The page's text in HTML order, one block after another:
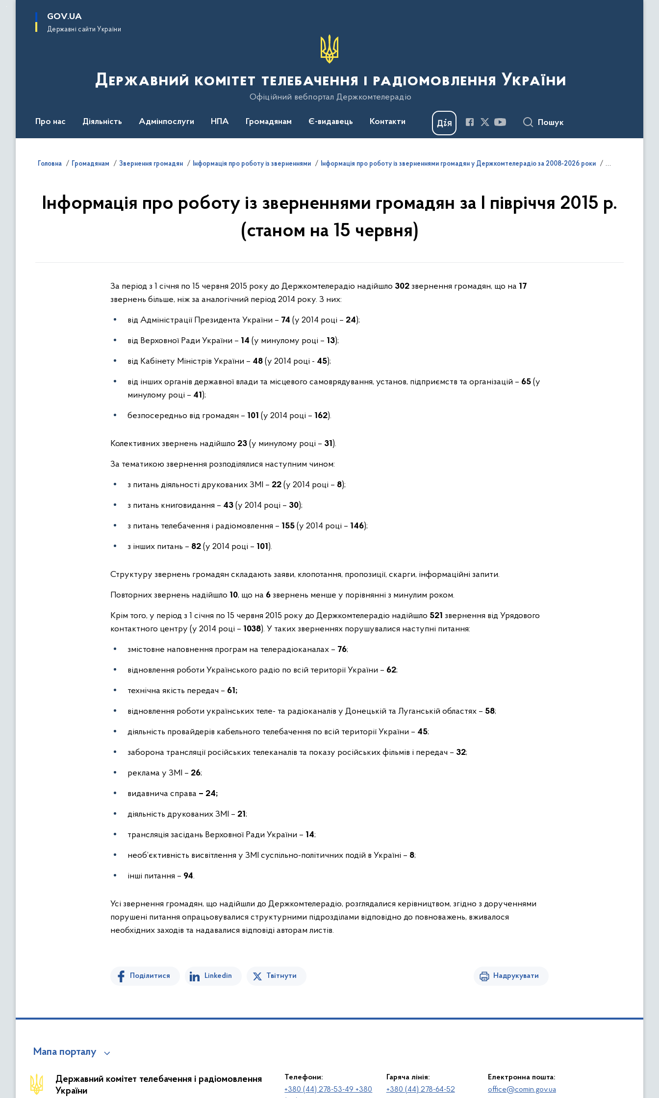
основного
GOV.UA
Державні сайти України
Державний комітет телебачення і радіомовлення України
Офіційний вебпортал Держкомтелерадіо
Про нас Діяльність Адмінпослуги НПА Громадянам Є-видавець Контакти Пошук
Головна Громадянам Звернення громадян Інформація про роботу із зверненнями Інформація про роботу із зверненнями громадян у Держкомтелерадіо за 2008-2026 роки
Інформація про роботу із зверненнями громадян за І півріччя 2015 р.
(станом на 15 червня)
За період з 1 січня по 15 червня 2015 року до Держкомтелерадіо надійшло 302 звернення громадян, що на 17
звернень більше, ніж за аналогічний період 2014 року. З них:
від Адміністрації Президента України – 74 (у 2014 році – 24);
від Верховної Ради України – 14 (у минулому році – 13);
від Кабінету Міністрів України – 48 (у 2014 році - 45);
від інших органів державної влади та місцевого самоврядування, установ, підприємств та організацій – 65 (у
минулому році – 41);
безпосередньо від громадян – 101 (у 2014 році – 162).
Колективних звернень надійшло 23 (у минулому році – 31).
За тематикою звернення розподілялися наступним чином:
з питань діяльності друкованих ЗМІ – 22 (у 2014 році – 8);
з питань книговидання – 43 (у 2014 році – 30);
з питань телебачення і радіомовлення – 155 (у 2014 році – 146);
з інших питань – 82 (у 2014 році – 101).
Структуру звернень громадян складають заяви, клопотання, пропозиції, скарги, інформаційні запити.
Повторних звернень надійшло 10, що на 6 звернень менше у порівнянні з минулим роком.
Крім того, у період з 1 січня по 15 червня 2015 року до Держкомтелерадіо надійшло 521 звернення від Урядового
контактного центру (у 2014 році – 1038). У таких зверненнях порушувалися наступні питання:
змістовне наповнення програм на телерадіоканалах – 76;
відновлення роботи Українського радіо по всій території України – 62;
технічна якість передач – 61;
відновлення роботи українських теле- та радіоканалів у Донецькій та Луганській областях – 58;
діяльність провайдерів кабельного телебачення по всій території України – 45;
заборона трансляції російських телеканалів та показу російських фільмів і передач – 32;
реклама у ЗМІ – 26;
видавнича справа – 24;
діяльність друкованих ЗМІ – 21;
трансляція засідань Верховної Ради України – 14;
необ’єктивність висвітлення у ЗМІ суспільно-політичних подій в Україні – 8;
інші питання – 94.
Усі звернення громадян, що надійшли до Держкомтелерадіо, розглядалися керівництвом, згідно з дорученнями
порушені питання опрацьовувалися структурними підрозділами відповідно до повноважень, вживалося
необхідних заходів та надавалися відповіді авторам листів.
Поділитися Linkedin Твітнути Надрукувати
Мапа порталу
Державний комітет телебачення і радіомовлення
України
Телефони:
+380 (44) 278-53-49 +380
Гаряча лінія:
+380 (44) 278-64-52
Електронна пошта:
office@comin.gov.ua